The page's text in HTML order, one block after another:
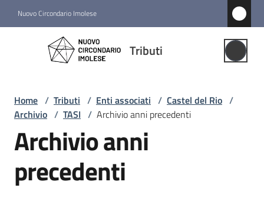
Nuovo Circondario Imolese
Tributi
Tributi
Gestione
Notizie
Comuni
associati
Menu selezionato
Home / Tributi / Enti associati / Castel del Rio /
Archivio / TASI / Archivio anni precedenti
Archivio anni
precedenti